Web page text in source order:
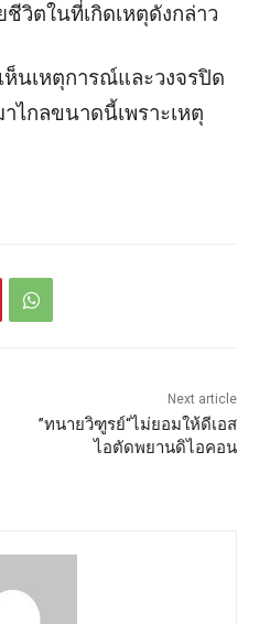
วิตในที่เกิดเหตุดังกล่าว
นเหตุการณ์และวงจรปิด
ไกลขนาดนี้เพราะเหตุ
Next article
”ทนายวิฑูรย์“ไม่ยอมให้ดีเอส
ไอตัดพยานดิไอคอน